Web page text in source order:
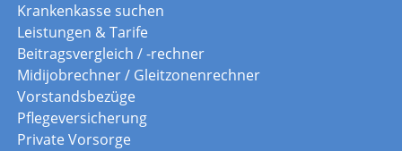
Krankenkasse suchen
Leistungen & Tarife
Beitragsvergleich / -rechner
Midijobrechner / Gleitzonenrechner
Vorstandsbezüge
Pflegeversicherung
Private Vorsorge